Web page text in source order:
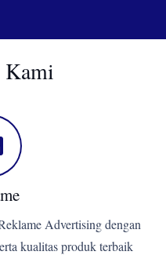
Kami
Advertising dengan
kualitas produk terbaik